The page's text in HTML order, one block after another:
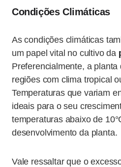
Condições Climáticas
As condições climáticas
um papel vital no cultivo da
Preferencialmente, a
regiões com clima tropical
Temperaturas que variam
ideais para o seu
temperaturas abaixo de
desenvolvimento da planta.
Vale ressaltar que o